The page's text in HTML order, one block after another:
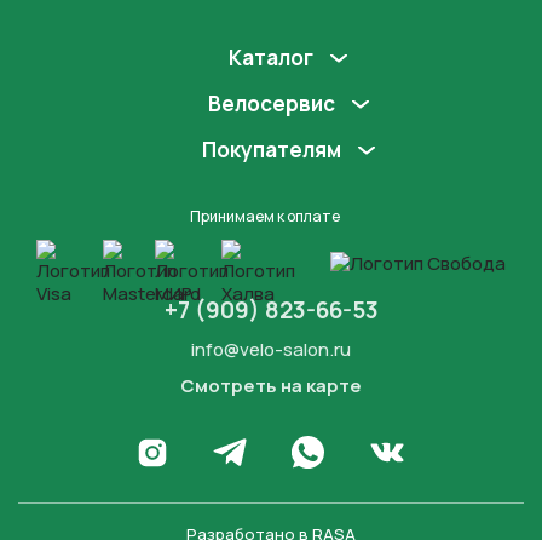
Каталог
Велосервис
Покупателям
Принимаем к оплате
+7 (909) 823-66-53
info@velo-salon.ru
Смотреть на карте
Перейти в Инстаграм
Написать в Телеграм
Написать в WhatsApp
Перейти во
Разработано в RASA